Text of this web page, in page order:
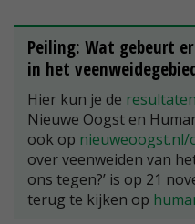
Peiling: Wat gebeurt
in het
Hier kun je de
Nieuwe Oogst en
ook op nieuweoogst.nl/
over veenweiden van
ons tegen?’ is op 21
terug te kijken op